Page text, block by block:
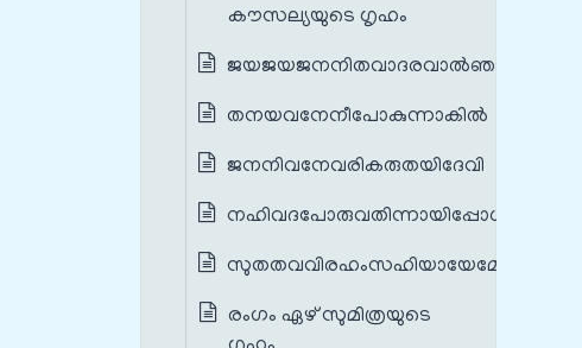
കൗസല്യയുടെ ഗൃഹം
ജയജയജനനിതവാദരവാല്‍ഞാന്‍
തനയവനേനീപോകുന്നാകില്‍
ജനനിവനേവരികരുതയിദേവി
നഹിവദപോരുവതിന്നായിപ്പോള്‍
സുതതവവിരഹംസഹിയായേമേ
രംഗം ഏഴ് സുമിത്രയുടെ